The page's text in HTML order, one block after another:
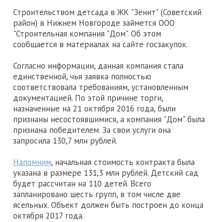
Строительством детсада в ЖК "Зенит" (Советский
район) в Нижнем Новгороде займется ООО
"Строительная компания "Дом". Об этом
сообщается в материалах на сайте госзакупок.
Согласно информации, данная компания стала
единственной, чья заявка полностью
соответствовала требованиям, установленным
документацией. По этой причине торги,
назначенные на 21 октября 2016 года, были
признаны несостоявшимися, а компания "Дом" была
признана победителем. За свои услуги она
запросила 130,7 млн рублей.
Напомним, начальная стоимость контракта была
указана в размере 131,3 млн рублей. Детский сад
будет рассчитан на 110 детей. Всего
запланировано шесть групп, в том числе две
ясельных. Объект должен быть построен до конца
октября 2017 года.